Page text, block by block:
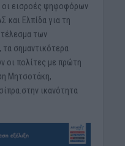
οι εισροές ψηφοφόρων
και Ελπίδα για τη
των
σημαντικότερα
οι πολίτες με πρώτη
Μητσοτάκη,
ικανότητα